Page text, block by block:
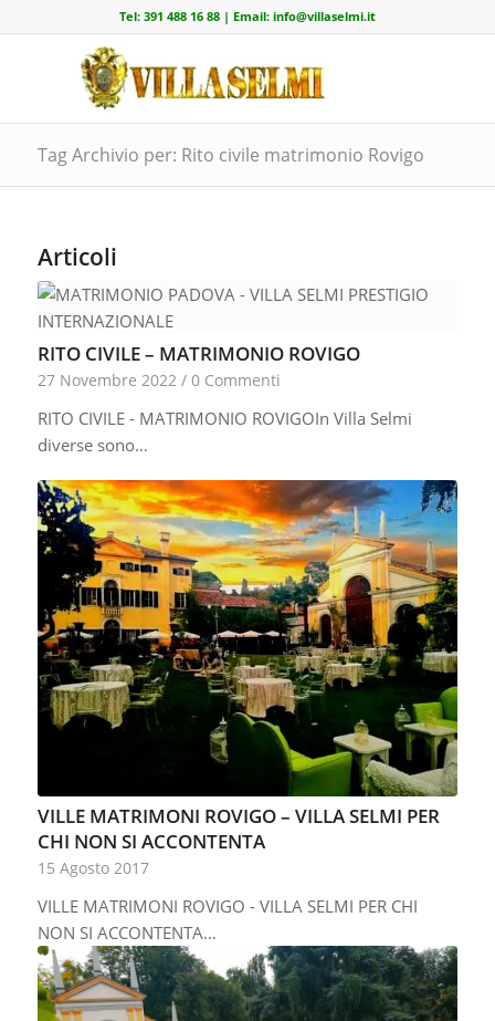
Tel: 391 488 16 88| Email: info@villaselmi.it
Tag Archivio per: Rito civile matrimonio Rovigo
Articoli
RITO CIVILE – MATRIMONIO ROVIGO
27 Novembre 2022 / 0 Commenti
RITO CIVILE - MATRIMONIO ROVIGOIn Villa Selmi
diverse sono…
VILLE MATRIMONI ROVIGO – VILLA SELMI PER
CHI NON SI ACCONTENTA
15 Agosto 2017
VILLE MATRIMONI ROVIGO - VILLA SELMI PER CHI
NON SI ACCONTENTA…